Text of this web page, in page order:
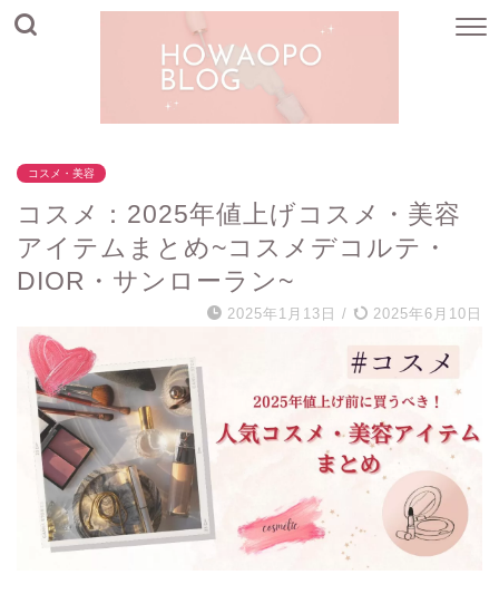
コスメ・美容
コスメ：2025年値上げコスメ・美容
アイテムまとめ~コスメデコルテ・
DIOR・サンローラン~
2025年1月13日 / 2025年6月10日